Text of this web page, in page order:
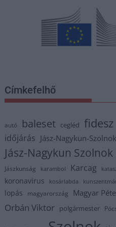
Címkefelhő
autó baleset cegléd fidesz
időjárás Jász-Nagykun-
Jász-Nagykun
Jászkunság karambol Karcag
koronavírus kosárlabda
lopás magyarország Magyar
Orbán Viktor polgármester